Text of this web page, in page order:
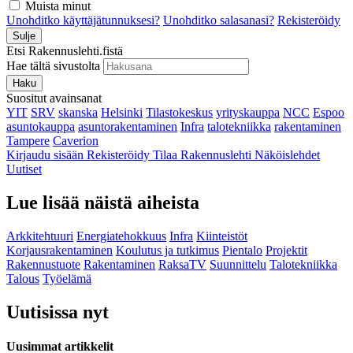
Muista minut
Unohditko käyttäjätunnuksesi? Unohditko salasanasi? Rekisteröidy
Sulje
Etsi Rakennuslehti.fistä
Hae tältä sivustolta
Haku
Suositut avainsanat
YIT SRV skanska Helsinki Tilastokeskus yrityskauppa NCC Espoo
asuntokauppa asuntorakentaminen Infra talotekniikka rakentaminen
Tampere Caverion
Kirjaudu sisään Rekisteröidy Tilaa Rakennuslehti Näköislehdet
Uutiset
Lue lisää näistä aiheista
Arkkitehtuuri Energiatehokkuus Infra Kiinteistöt
Korjausrakentaminen Koulutus ja tutkimus Pientalo Projektit
Rakennustuote Rakentaminen RaksaTV Suunnittelu Talotekniikka
Talous Työelämä
Uutisissa nyt
Uusimmat artikkelit